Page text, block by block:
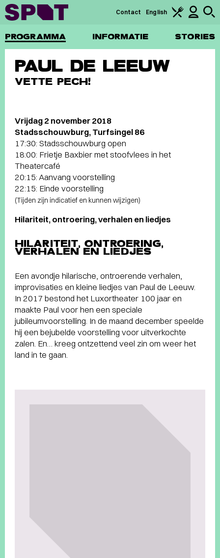
PROGRAMMA INFORMATIE STORIES
Contact English
PAUL DE LEEUW
VETTE PECH!
Vrijdag 2 november 2018
Stadsschouwburg, Turfsingel 86
17:30: Stadsschouwburg open
18:00: Frietje Baxbier met stoofvlees in het
Theatercafé
20:15: Aanvang voorstelling
22:15: Einde voorstelling
(Tijden zijn indicatief en kunnen wijzigen)
Hilariteit, ontroering, verhalen en liedjes
HILARITEIT, ONTROERING,
VERHALEN EN LIEDJES
Een avondje hilarische, ontroerende verhalen,
improvisaties en kleine liedjes van Paul de Leeuw.
In 2017 bestond het Luxortheater 100 jaar en
maakte Paul voor hen een speciale
jubileumvoorstelling. In de maand december speelde
hij een bejubelde voorstelling voor uitverkochte
zalen. En… kreeg ontzettend veel zin om weer het
land in te gaan.